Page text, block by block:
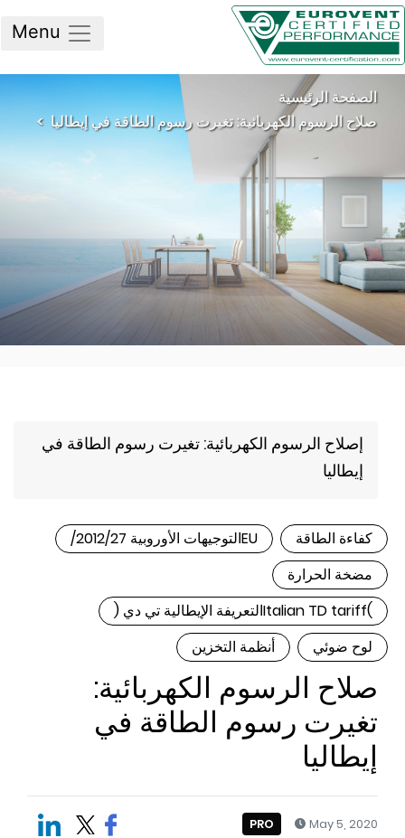
الرئيسية
الرسوم الكهربائية: تغيرت رسوم الطاقة في إيطاليا
إصلاح الرسوم الكهربائية: تغيرت رسوم الطاقة في
إيطاليا
الطاقة
EUالتوجيهات الأوروبية 2012/27/
الحرارة
ضوئي
أنظمة التخزين
الرسوم الكهربائية:
رسوم الطاقة في
PRO May 5,